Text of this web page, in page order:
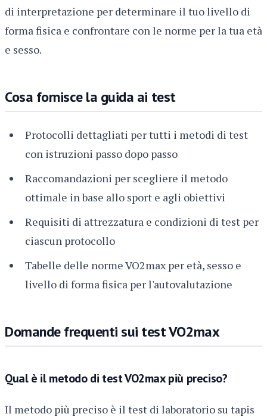
di interpretazione per determinare il tuo livello di
forma fisica e confrontare con le norme per la tua età
e sesso.
Cosa fornisce la guida ai test
Protocolli dettagliati per tutti i metodi di test
con istruzioni passo dopo passo
Raccomandazioni per scegliere il metodo
ottimale in base allo sport e agli obiettivi
Requisiti di attrezzatura e condizioni di test per
ciascun protocollo
Tabelle delle norme VO2max per età, sesso e
livello di forma fisica per l'autovalutazione
Domande frequenti sui test VO2max
Qual è il metodo di test VO2max più preciso?
Il metodo più preciso è il test di laboratorio su tapis